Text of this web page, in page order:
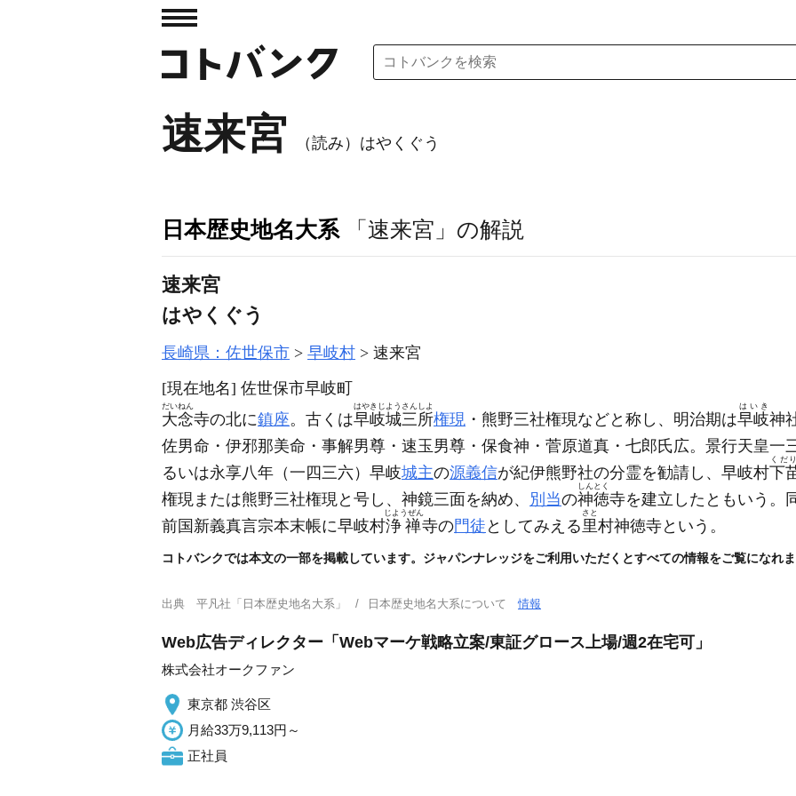
速来宮 （読み）はやくぐう
日本歴史地名大系 「速来宮」の解説
速来宮
はやくぐう
長崎県：佐世保市 早岐村
速来宮
[現在地名] 佐世保市早岐町
大念
だいねん
寺の北に鎮座。古くは早岐城三所
はやきじようさんしよ
権現 ・熊野三社権現などと称し、明治期は早岐
はいき
神
佐男命・伊邪那美命・事解男尊・速玉男尊・保食神・菅原道真・七郎氏広。景行天皇一
るいは永享八年 （一四三六） 早岐城主の源義信が紀伊熊野社の分霊を勧請し、早岐村下
くだ
権現または熊野三社権現と号し、神鏡三面を納め、 別当の神徳
しんとく
寺を建立したともいう。
前国新義真言宗本末帳に早岐村浄禅
じようぜん
寺の門徒 としてみえる 里
さと
村神徳寺という。
コトバンクでは本文の一部を掲載しています。ジャパンナレッジをご利用いただくとすべての情報をご覧になれ
出典 平凡社「日本歴史地名大系」 日本歴史地名大系について情報
Web広告ディレクター「Webマーケ戦略立案/東証グロース上場/週2在宅可」
株式会社オークファン
東京都 渋谷区
月給33万9,113円～
正社員